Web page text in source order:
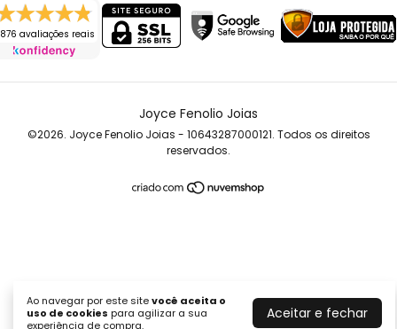
Ao navegar por este sitevocê aceita o
uso de cookies para agilizar a sua
experiência de compra.
Aceitar e fechar
avaliações reais
Joyce Fenolio Joias
©2026. Joyce Fenolio Joias - 10643287000121. Todos os direitos
reservados.